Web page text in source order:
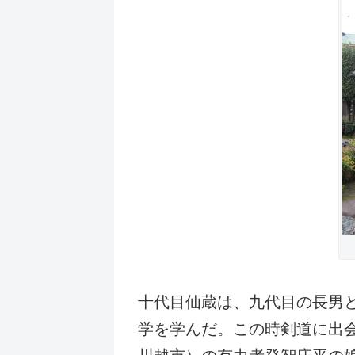
十代目仙蔵は、九代目の長男
学を学んだ。この時剣道に出